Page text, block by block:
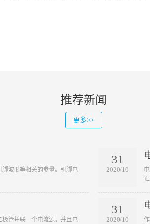
推荐新闻
更多>>
波形等相关的参量。引脚电
管并联一个电流源，并且电
31
2020/10
31
2020/10